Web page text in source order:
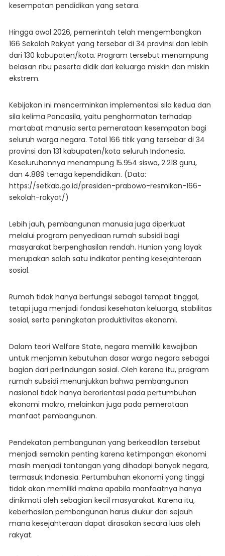
kesempatan pendidikan yang setara.
Hingga awal 2026, pemerintah telah mengembangkan
166 Sekolah Rakyat yang tersebar di 34 provinsi dan lebih
dari 130 kabupaten/kota. Program tersebut menampung
belasan ribu peserta didik dari keluarga miskin dan miskin
ekstrem.
Kebijakan ini mencerminkan implementasi sila kedua dan
sila kelima Pancasila, yaitu penghormatan terhadap
martabat manusia serta pemerataan kesempatan bagi
seluruh warga negara. Total 166 titik yang tersebar di 34
provinsi dan 131 kabupaten/kota seluruh Indonesia.
Keseluruhannya menampung 15.954 siswa, 2.218 guru,
dan 4.889 tenaga kependidikan. (Data:
https://setkab.go.id/presiden-prabowo-resmikan-166-
sekolah-rakyat/)
Lebih jauh, pembangunan manusia juga diperkuat
melalui program penyediaan rumah subsidi bagi
masyarakat berpenghasilan rendah. Hunian yang layak
merupakan salah satu indikator penting kesejahteraan
sosial.
Rumah tidak hanya berfungsi sebagai tempat tinggal,
tetapi juga menjadi fondasi kesehatan keluarga, stabilitas
sosial, serta peningkatan produktivitas ekonomi.
Dalam teori Welfare State, negara memiliki kewajiban
untuk menjamin kebutuhan dasar warga negara sebagai
bagian dari perlindungan sosial. Oleh karena itu, program
rumah subsidi menunjukkan bahwa pembangunan
nasional tidak hanya berorientasi pada pertumbuhan
ekonomi makro, melainkan juga pada pemerataan
manfaat pembangunan.
Pendekatan pembangunan yang berkeadilan tersebut
menjadi semakin penting karena ketimpangan ekonomi
masih menjadi tantangan yang dihadapi banyak negara,
termasuk Indonesia. Pertumbuhan ekonomi yang tinggi
tidak akan memiliki makna apabila manfaatnya hanya
dinikmati oleh sebagian kecil masyarakat. Karena itu,
keberhasilan pembangunan harus diukur dari sejauh
mana kesejahteraan dapat dirasakan secara luas oleh
rakyat.